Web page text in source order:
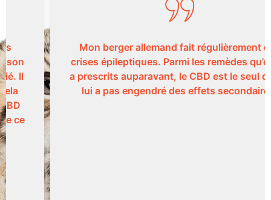
Mon berger allemand fait régulièrement des
crises épileptiques. Parmi les remèdes qu’on lui
a prescrits auparavant, le CBD est le seul qui ne
lui a pas engendré des effets secondaires.